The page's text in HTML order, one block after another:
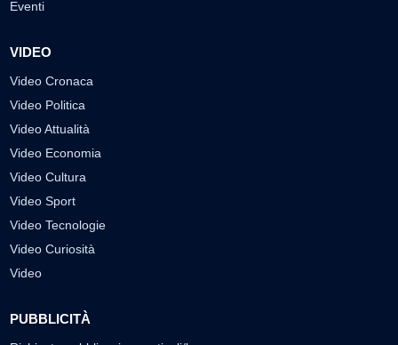
Eventi
VIDEO
Video Cronaca
Video Politica
Video Attualità
Video Economia
Video Cultura
Video Sport
Video Tecnologie
Video Curiosità
Video
PUBBLICITÀ